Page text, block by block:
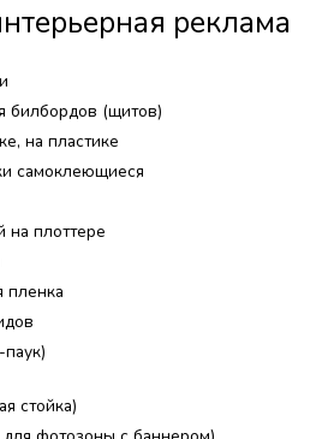
реклама​
билбордов (щитов)
на пластике
самоклеющиеся
на плоттере
пленка
стойка)